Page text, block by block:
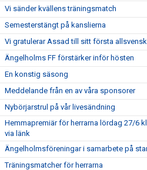
Vi sänder kvällens träningsmatch
Semesterstängt på kanslierna
Vi gratulerar Assad till sitt första
Ängelholms FF förstärker inför hösten
En konstig säsong
Meddelande från en av våra sponsorer
Nybörjarstrul på vår livesändning
Hemmapremiär för herrarna lördag 27/6
via länk
Ängelholmsföreningar i samarbete på
Träningsmatcher för herrarna